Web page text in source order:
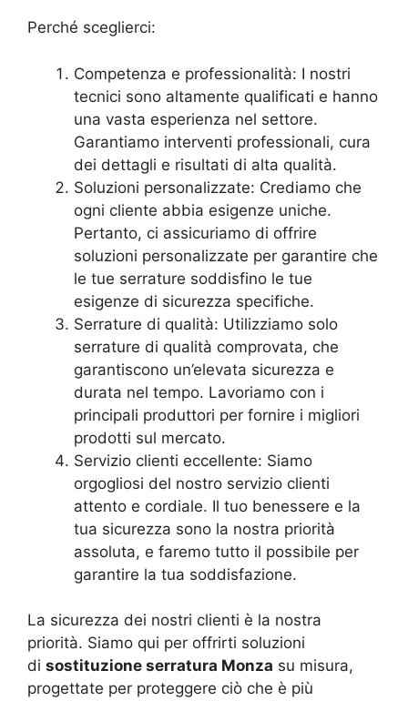
Perché sceglierci:
Competenza e professionalità: I nostri
tecnici sono altamente qualificati e hanno
una vasta esperienza nel settore.
Garantiamo interventi professionali, cura
dei dettagli e risultati di alta qualità.
Soluzioni personalizzate: Crediamo che
ogni cliente abbia esigenze uniche.
Pertanto, ci assicuriamo di offrire
soluzioni personalizzate per garantire che
le tue serrature soddisfino le tue
esigenze di sicurezza specifiche.
Serrature di qualità: Utilizziamo solo
serrature di qualità comprovata, che
garantiscono un’elevata sicurezza e
durata nel tempo. Lavoriamo con i
principali produttori per fornire i migliori
prodotti sul mercato.
Servizio clienti eccellente: Siamo
orgogliosi del nostro servizio clienti
attento e cordiale. Il tuo benessere e la
tua sicurezza sono la nostra priorità
assoluta, e faremo tutto il possibile per
garantire la tua soddisfazione.
La sicurezza dei nostri clienti è la nostra
priorità. Siamo qui per offrirti soluzioni
di sostituzione serratura Monza su misura,
progettate per proteggere ciò che è più